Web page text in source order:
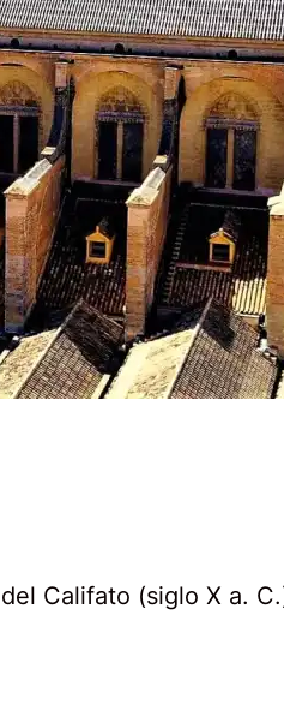
Califato (siglo X a.